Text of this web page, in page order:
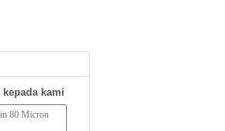
kami